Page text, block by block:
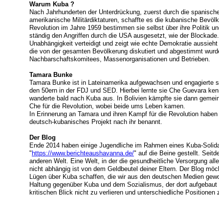
Warum Kuba ?
Nach Jahrhunderten der Unterdrückung, zuerst durch die
amerikanische Militärdiktaturen, schaffte es die kubanische
Revolution im Jahre 1959 bestimmen sie selbst über ihre Politik
ständig den Angriffen durch die USA ausgesetzt, wie der
Unabhängigkeit verteidigt und zeigt wie echte Demokratie
die von der gesamten Bevölkerung diskutiert und abgestimmt
Nachbarschaftskomitees, Massenorganisationen und Betrieben.
Tamara Bunke
Tamara Bunke ist in Lateinamerika aufgewachsen und engagierte
den 50ern in der FDJ und SED. Hierbei lernte sie Che Guevara
wanderte bald nach Kuba aus. In Bolivien kämpfte sie dann
Che für die Revolution, wobei beide ums Leben kamen.
In Erinnerung an Tamara und ihren Kampf für die Revolution
deutsch-kubanisches Projekt nach ihr benannt.
Der Blog
Ende 2014 haben einige Jugendliche im Rahmen eines Kuba-
" https://www.berichteaushavanna.de/" auf die Beine gestellt.
anderen Welt. Eine Welt, in der die gesundheitliche Versorgung
nicht abhängig ist von dem Geldbeutel deiner Eltern. Der Blog
Lügen über Kuba schaffen, die wir aus den deutschen Medien
Haltung gegenüber Kuba und dem Sozialismus, der dort
kritischen Blick nicht zu verlieren und unterschiedliche Positionen